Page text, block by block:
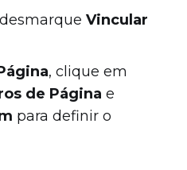
Vincular
, clique em
de Página e
para definir o